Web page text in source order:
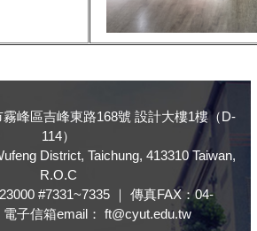
峰區吉峰東路168號 設計大樓1樓（D-
114）
District, Taichung, 413310 Taiwan,
R.O.C
#7331~7335 ｜ 傳真FAX：04-
電子信箱email： ft@cyut.edu.tw